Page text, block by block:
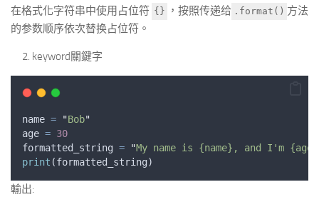
在格式化字符串中使用占位符 {} ，按照传递给 .format() 方法
的参数顺序依次替换占位符。
keyword關鍵字
name = "Bob"
age = 30
formatted_string = "My name is {name}, and I'm
print (formatted_string)
輸出: